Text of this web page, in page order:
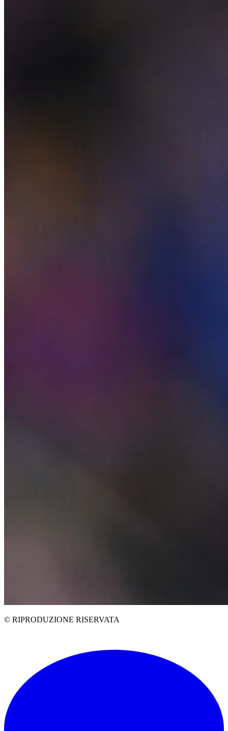
© RIPRODUZIONE RISERVATA